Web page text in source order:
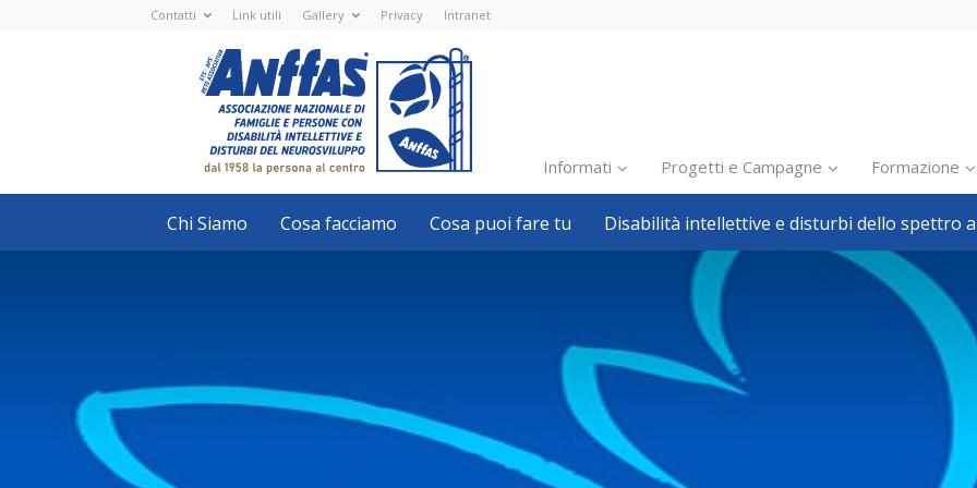
Contatti Link utili Gallery Privacy Intranet
Nazionale
ETS
-
APS
Associazione
Nazionale
di
Famiglie
e
con
disabilità
intellettive
Informati
Inclusione scolastica
Inclusione lavorativa
Notizie dalla FISH
Politiche sociali
Progetti e Campagne Formazione
Chi Siamo Cosa facciamo Cosa puoi fare tu Disabilità intellettive e disturbi dello spettro